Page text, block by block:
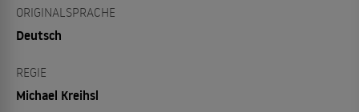
ORIGINALSPRACHE
Deutsch
REGIE
Michael Kreihsl